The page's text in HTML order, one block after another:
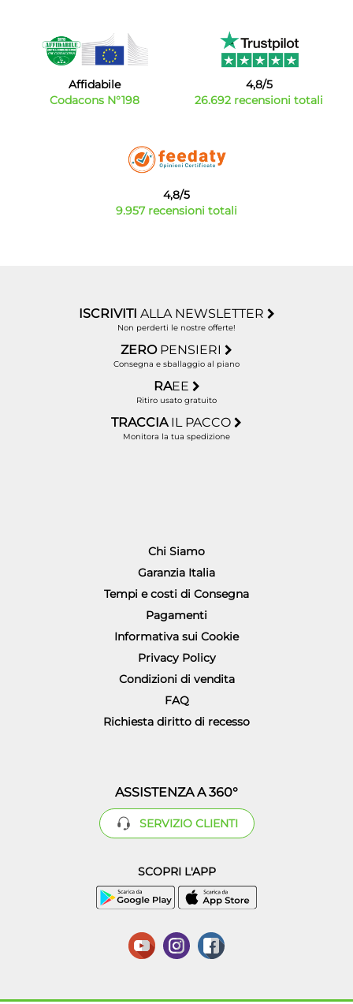
Affidabile
Codacons N°198
4,8/5
26.692 recensioni totali
4,8/5
9.957 recensioni totali
ISCRIVITI ALLA NEWSLETTER
Non perderti le nostre offerte!
ZERO PENSIERI
Consegna e sballaggio al piano
RAEE
Ritiro usato gratuito
TRACCIA IL PACCO
Monitora la tua spedizione
Chi Siamo
Garanzia Italia
Tempi e costi di Consegna
Pagamenti
Informativa sui Cookie
Privacy Policy
Condizioni di vendita
FAQ
Richiesta diritto di recesso
ASSISTENZA A 360°
SERVIZIO CLIENTI
SCOPRI L'APP